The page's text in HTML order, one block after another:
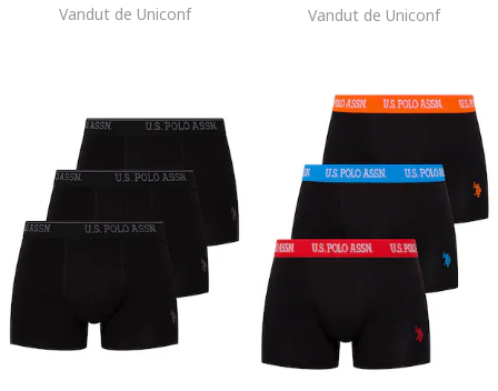
Vandut de Uniconf Vandut de Uniconf